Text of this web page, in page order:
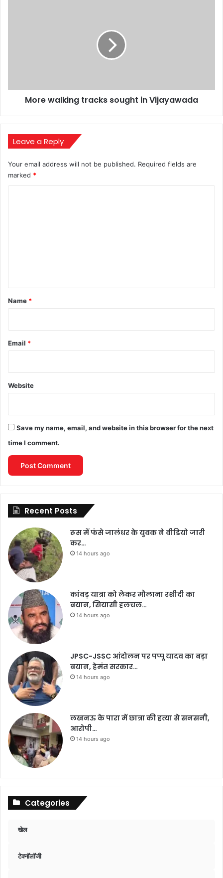
More walking tracks sought in Vijayawada
Leave a Reply
Your email address will not be published. Required fields are
marked *
*
Name *
Email *
Website
Save my name, email, and website in this browser for the next
time I comment.
Recent Posts
रूस में फंसे जालंधर के युवक ने वीडियो जारी
कर…
14 hours ago
कांवड़ यात्रा को लेकर मौलाना रशीदी का
बयान, सियासी हलचल…
14 hours ago
JPSC-JSSC आंदोलन पर पप्पू यादव का बड़ा
बयान, हेमंत सरकार…
14 hours ago
लखनऊ के पारा में छात्रा की हत्या से सनसनी,
आरोपी…
14 hours ago
Categories
खेल
टेक्नॉलॉजी